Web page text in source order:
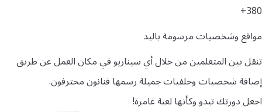
380+
مواقع وشخصيات مرسومة باليد
تنقل بين المتعلمين من خلال أي سيناريو في مكان العمل عن طريق
إضافة شخصيات وخلفيات جميلة رسمها فنانون محترفون.
اجعل دورتك تبدو وكأنها لعبة غامرة!